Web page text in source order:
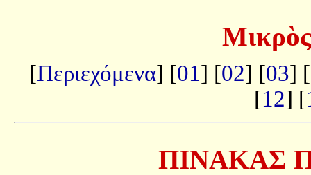
Μικρὸς
[Περιεχόμενα] [01] [02] [03] [
[12] [
ΠΙΝΑΚΑΣ